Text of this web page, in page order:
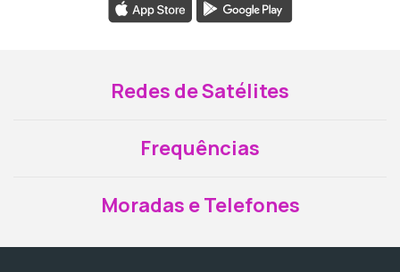
Redes de Satélites
Frequências
Moradas e Telefones